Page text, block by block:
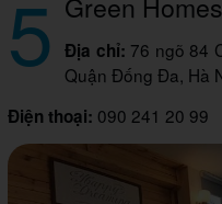
5 Địa chỉ: 76 ngõ 84
Quận Đống Đa, Hà
Điện thoại: 090 241 20 99